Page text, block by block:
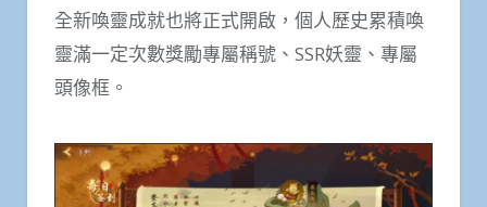
全新喚靈成就也將正式開啟，個人歷史累積喚
靈滿一定次數獎勵專屬稱號、SSR妖靈、專屬
頭像框。